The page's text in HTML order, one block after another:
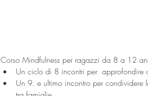
Corso Mindfulness per ragazzi da 8 a 12
Un ciclo di 8 incontri per  approfondire
Un 9. e ultimo incontro per condividere